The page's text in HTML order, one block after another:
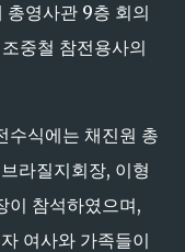
총영사관 9층 회의
중철 참전용사의
수식에는 채진원 총
라질지회장, 이형
이 참석하였으며,
여사와 가족들이